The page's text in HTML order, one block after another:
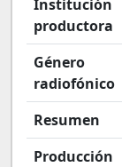
Institución
productora
Género
radiofónico
Resumen
Producción